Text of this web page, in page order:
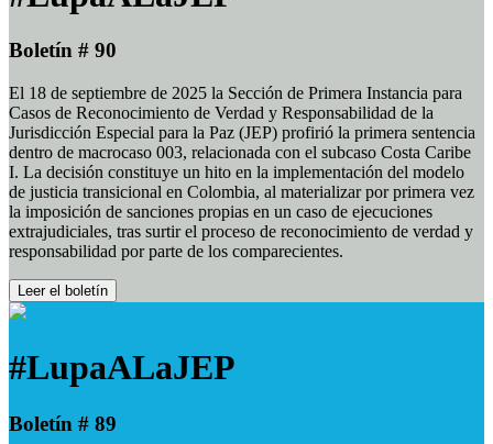
Boletín # 90
El 18 de septiembre de 2025 la Sección de Primera Instancia para
Casos de Reconocimiento de Verdad y Responsabilidad de la
Jurisdicción Especial para la Paz (JEP) profirió la primera sentencia
dentro de macrocaso 003, relacionada con el subcaso Costa Caribe
I. La decisión constituye un hito en la implementación del modelo
de justicia transicional en Colombia, al materializar por primera vez
la imposición de sanciones propias en un caso de ejecuciones
extrajudiciales, tras surtir el proceso de reconocimiento de verdad y
responsabilidad por parte de los comparecientes.
Leer el boletín
#LupaALaJEP
Boletín # 89